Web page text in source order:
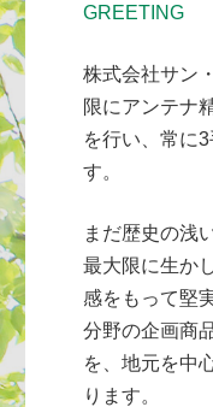
GREETING
株式会社サン
限にアンテナ
を行い、常に
す。
まだ歴史の浅
最大限に生か
感をもって堅
分野の企画商
を、地元を中
ります。